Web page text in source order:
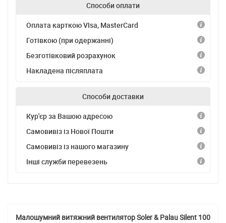
Способи оплати
Оплата карткою VIsa, MasterCard
Готівкою (при одержанні)
Безготівковий розрахунок
Накладена післяплата
Способи доставки
Кур'єр за Вашою адресою
Самовивіз із Нової Пошти
Самовивіз із нашого магазину
Інші служби перевезень
Малошумний витяжний вентилятор Soler & Palau Silent 100